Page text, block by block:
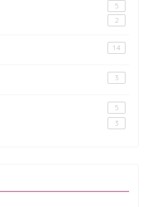
5
2
14
3
5
3